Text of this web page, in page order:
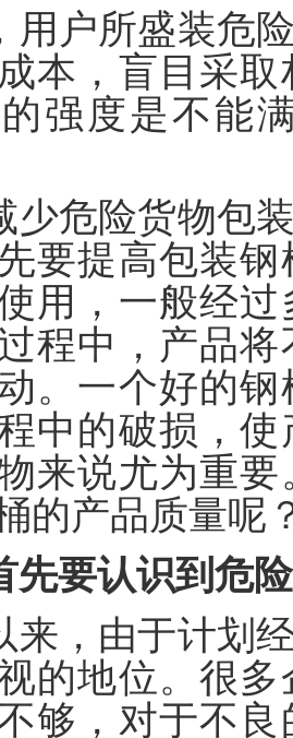
用户所盛装危
本，盲目采
强度是不能
少危险货物包
要提高包装
用，一般经
程中，产品
。一个好的
中的破损，
来说尤为重
的产品质量呢
先要认识到危
来，由于计划
的地位。很
够，对于不